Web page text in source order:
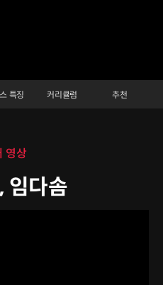
특징 커리큘럼 추천
영상
임다솜